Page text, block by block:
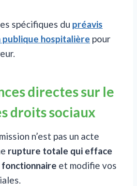
spécifiques du préavis
publique hospitalière pour
directes sur le
droits sociaux
n’est pas un acte
rupture totale qui efface
et modifie vos